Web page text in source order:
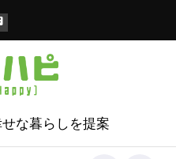
な暮らしを提案